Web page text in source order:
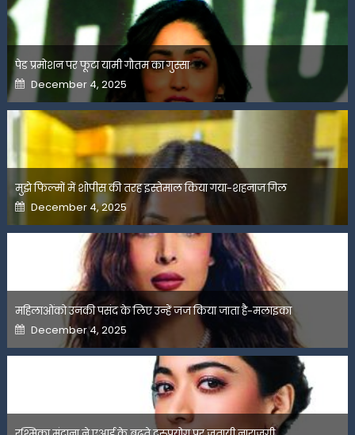
पेड प्रमोशन पर फूटा यामी गौतम का गुस्सा
Posted
on
December 4, 2025
मुझे फिल्मों में शोपीस की तरह इस्तेमाल किया गया-शहनाज गिल
Posted
on
December 4, 2025
महिलाओंको उनकी पसंद के लिए उन्हें जज किया जाता है-मलाइका
Posted
on
December 4, 2025